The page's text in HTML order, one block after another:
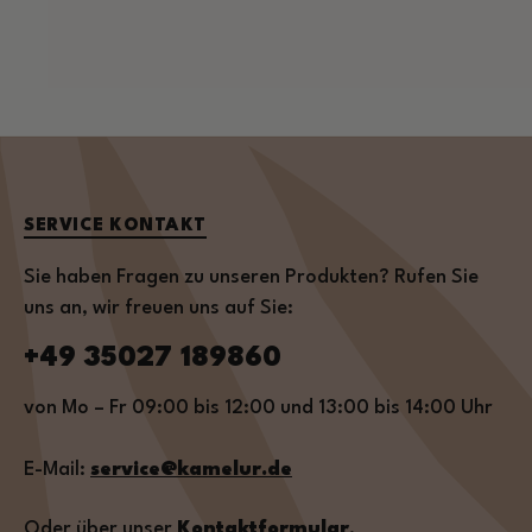
SERVICE KONTAKT
Sie haben Fragen zu unseren Produkten? Rufen Sie
uns an, wir freuen uns auf Sie:
+49 35027 189860
von Mo – Fr 09:00 bis 12:00 und 13:00 bis 14:00 Uhr
E-Mail: service@kamelur.de